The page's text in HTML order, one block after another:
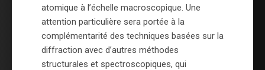
atomique à l’échelle macroscopique. Une
attention particulière sera portée à la
complémentarité des techniques basées sur la
diffraction avec d’autres méthodes
structurales et spectroscopiques, qui